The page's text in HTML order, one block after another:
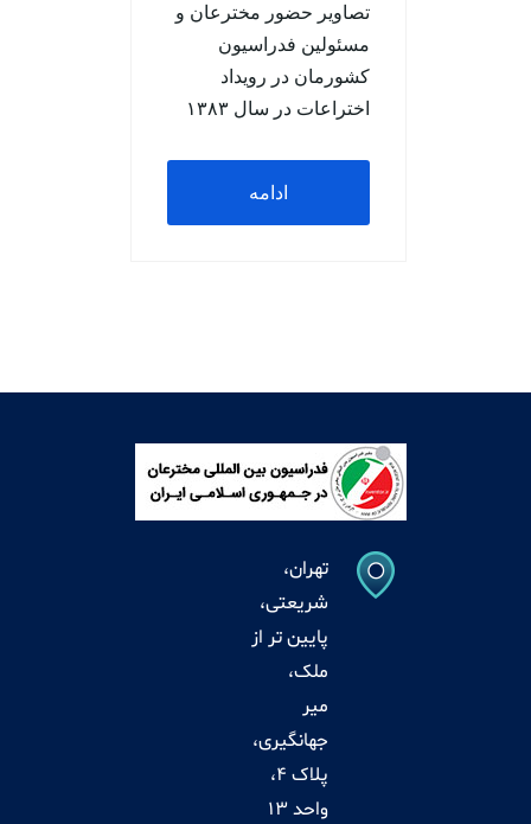
تصاویر حضور مخترعان و
مسئولین فدراسیون
کشورمان در رویداد
اختراعات در سال ۱۳۸۳
ادامه
تهران،
شریعتی،
پایین تر از
ملک،
میر
جهانگیری،
پلاک 4،
واحد 13